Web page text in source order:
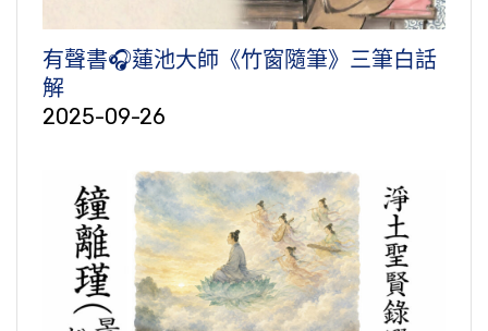
有聲書🎧蓮池大師《竹窗隨筆》三筆白話
解
2025-09-26